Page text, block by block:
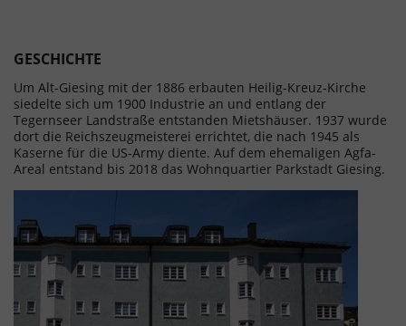
GESCHICHTE
Um Alt-Giesing mit der 1886 erbauten Heilig-Kreuz-Kirche
siedelte sich um 1900 Industrie an und entlang der
Tegernseer Landstraße entstanden Mietshäuser. 1937 wurde
dort die Reichszeugmeisterei errichtet, die nach 1945 als
Kaserne für die US-Army diente. Auf dem ehemaligen Agfa-
Areal entstand bis 2018 das Wohnquartier Parkstadt Giesing.